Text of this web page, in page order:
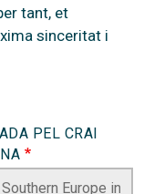
tant, et
sinceritat i
PEL CRAI